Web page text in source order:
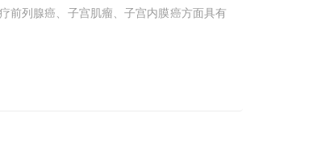
前列腺癌、子宫肌瘤、子宫内膜癌方面具有